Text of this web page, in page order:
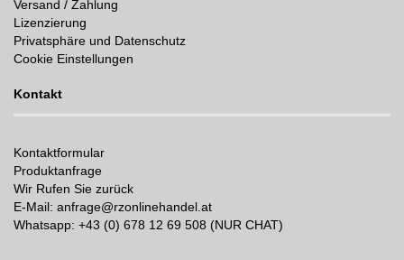
Versand / Zahlung
Lizenzierung
Privatsphäre und Datenschutz
Cookie Einstellungen
Kontakt
Kontaktformular
Produktanfrage
Wir Rufen Sie zurück
E-Mail: anfrage@rzonlinehandel.at
Whatsapp: +43 (0) 678 12 69 508 (NUR CHAT)